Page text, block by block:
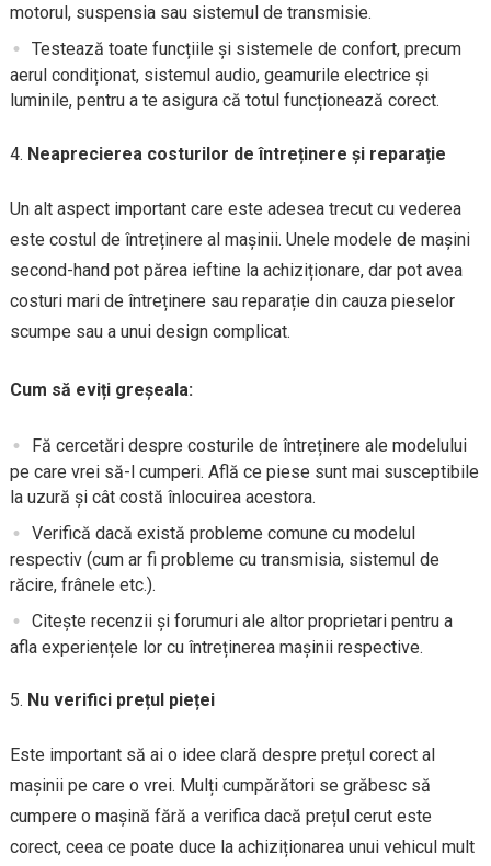
motorul, suspensia sau sistemul de transmisie.
Testează toate funcțiile și sistemele de confort, precum
aerul condiționat, sistemul audio, geamurile electrice și
luminile, pentru a te asigura că totul funcționează corect.
Neaprecierea costurilor de întreținere și reparație
Un alt aspect important care este adesea trecut cu vederea
este costul de întreținere al mașinii. Unele modele de mașini
second-hand pot părea ieftine la achiziționare, dar pot avea
costuri mari de întreținere sau reparație din cauza pieselor
scumpe sau a unui design complicat.
Cum să eviți greșeala:
Fă cercetări despre costurile de întreținere ale modelului
pe care vrei să-l cumperi. Află ce piese sunt mai susceptibile
la uzură și cât costă înlocuirea acestora.
Verifică dacă există probleme comune cu modelul
respectiv (cum ar fi probleme cu transmisia, sistemul de
răcire, frânele etc.).
Citește recenzii și forumuri ale altor proprietari pentru a
afla experiențele lor cu întreținerea mașinii respective.
Nu verifici prețul pieței
Este important să ai o idee clară despre prețul corect al
mașinii pe care o vrei. Mulți cumpărători se grăbesc să
cumpere o mașină fără a verifica dacă prețul cerut este
corect, ceea ce poate duce la achiziționarea unui vehicul mult